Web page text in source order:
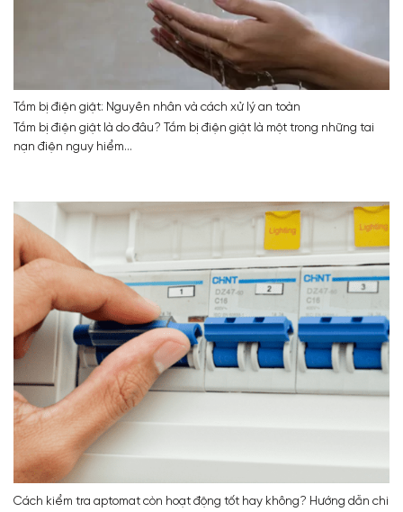
Tắm bị điện giật: Nguyên nhân và cách xử lý an toàn
Tắm bị điện giật là do đâu? Tắm bị điện giật là một trong những tai
nạn điện nguy hiểm...
Cách kiểm tra aptomat còn hoạt động tốt hay không? Hướng dẫn chi